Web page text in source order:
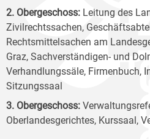
2. Obergeschoss: Leitung des
Zivilrechtssachen,
Rechtsmittelsachen am
Graz, Sachverständigen- und
Verhandlungssäle, Firmenbuch,
Sitzungssaal
3. Obergeschoss:
Oberlandesgerichtes, Kurssaal,